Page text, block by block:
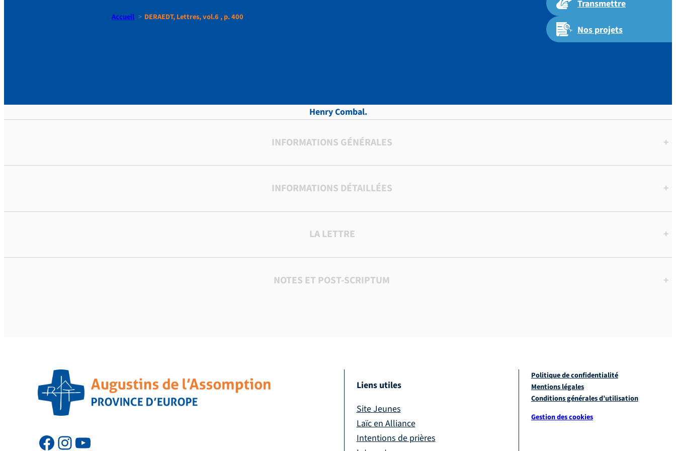
Transmettre
Nos projets
Accueil DERAEDT, Lettres, vol.6 , p. 400
Henry Combal.
INFORMATIONS GÉNÉRALES +
INFORMATIONS DÉTAILLÉES +
LA LETTRE +
NOTES ET POST-SCRIPTUM +
Liens utiles
Site Jeunes
Laïc en Alliance
Intentions de prières
Politique de confidentialité
Mentions légales
Conditions générales d’utilisation
Gestion des cookies